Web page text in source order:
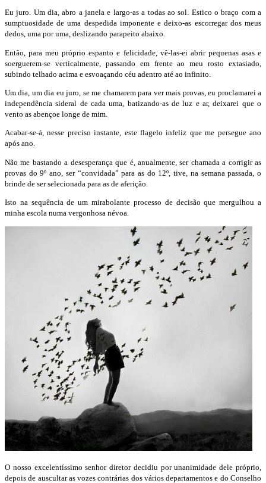
Eu juro. Um dia, abro a janela e largo-as a todas ao sol. Estico o braço com a
sumptuosidade de uma despedida imponente e deixo-as escorregar dos meus
dedos, uma por uma, deslizando parapeito abaixo.
Então, para meu próprio espanto e felicidade, vê-las-ei abrir pequenas asas e
soerguerem-se verticalmente, passando em frente ao meu rosto extasiado,
subindo telhado acima e esvoaçando céu adentro até ao infinito.
Um dia, um dia eu juro, se me chamarem para ver mais provas, eu proclamarei a
independência sideral de cada uma, batizando-as de luz e ar, deixarei que o
vento as abençoe longe de mim.
Acabar-se-á, nesse preciso instante, este flagelo infeliz que me persegue ano
após ano.
Não me bastando a desesperança que é, anualmente, ser chamada a corrigir as
provas do 9º ano, ser “convidada” para as do 12º, tive, na semana passada, o
brinde de ser selecionada para as de aferição.
Isto na sequência de um mirabolante processo de decisão que mergulhou a
minha escola numa vergonhosa névoa.
O nosso excelentíssimo senhor diretor decidiu por unanimidade dele próprio,
depois de auscultar as vozes contrárias dos vários departamentos e do Conselho